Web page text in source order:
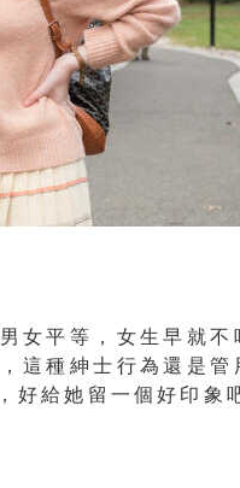
女平等，女生早就不
這種紳士行為還是管
好給她留一個好印象